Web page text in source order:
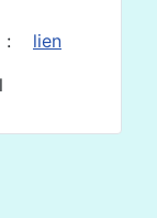
: lien